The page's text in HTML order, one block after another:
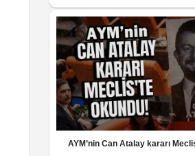
AYM’nin Can Atalay kararı